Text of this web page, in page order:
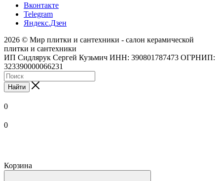
Вконтакте
Telegram
Яндекс.Дзен
2026 © Мир плитки и сантехники - салон керамической
плитки и сантехники
ИП Сидлярук Сергей Кузьмич ИНН: 390801787473 ОГРНИП:
323390000066231
Найти
0
0
Корзина